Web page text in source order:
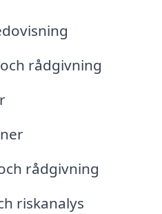
rådgivning
rådgivning
riskanalys